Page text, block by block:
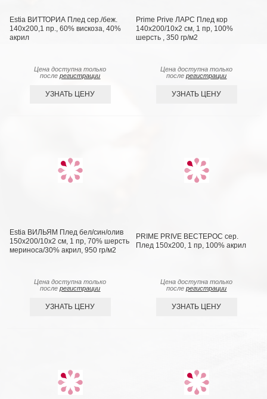
Estia ВИТТОРИА Плед сер./беж.
140х200,1 пр., 60% вискоза, 40%
акрил
Цена доступна только
послерегистрации
УЗНАТЬ ЦЕНУ
Prime Prive ЛАРС Плед кор
140х200/10х2 см, 1 пр, 100%
шерсть , 350 гр/м2
Цена доступна только
послерегистрации
УЗНАТЬ ЦЕНУ
Estia ВИЛЬЯМ Плед бел/син/олив
150х200/10х2 см, 1 пр, 70% шерсть
мериноса/30% акрил, 950 гр/м2
Цена доступна только
послерегистрации
УЗНАТЬ ЦЕНУ
PRIME PRIVE ВЕСТЕРОС сер.
Плед 150x200, 1 пр, 100% акрил
Цена доступна только
послерегистрации
УЗНАТЬ ЦЕНУ